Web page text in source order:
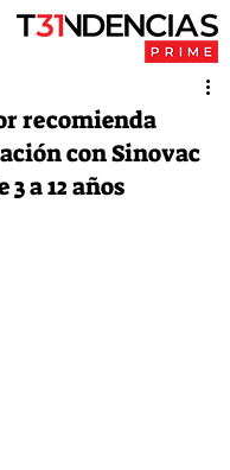
recomienda
con Sinovac
a 12 años